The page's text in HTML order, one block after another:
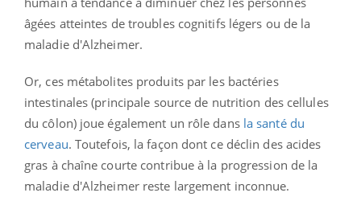
âgées atteintes de troubles cognitifs légers ou de la
maladie d'Alzheimer.
Or, ces métabolites produits par les bactéries
intestinales (principale source de nutrition des cellules
du côlon) joue également un rôle dans la santé du
cerveau. Toutefois, la façon dont ce déclin des acides
gras à chaîne courte contribue à la progression de la
maladie d'Alzheimer reste largement inconnue.